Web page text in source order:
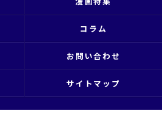
コラム
お問い合わせ
サイトマップ